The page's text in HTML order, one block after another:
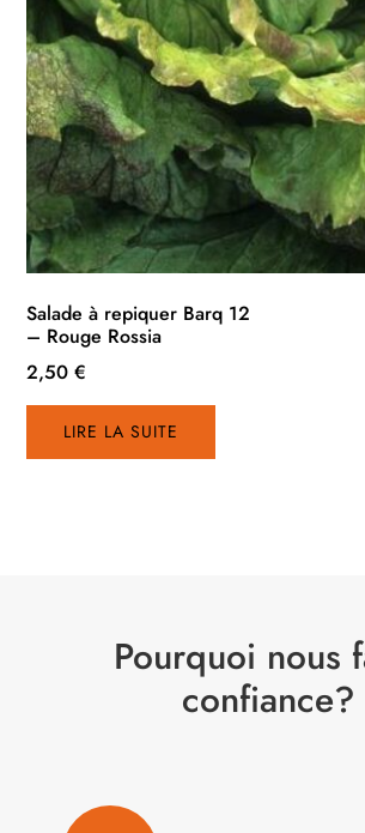
Salade à repiquer Barq 12
– Rouge Rossia
2,50€
LIRE LA SUITE
Pourquoi nous
confiance?